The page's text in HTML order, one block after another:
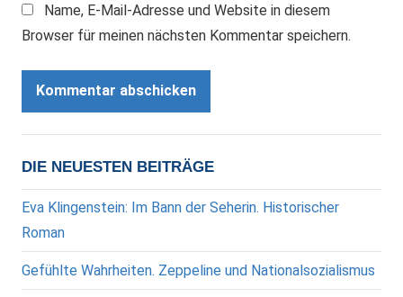
Name, E-Mail-Adresse und Website in diesem
Browser für meinen nächsten Kommentar speichern.
DIE NEUESTEN BEITRÄGE
Eva Klingenstein: Im Bann der Seherin. Historischer
Roman
Gefühlte Wahrheiten. Zeppeline und Nationalsozialismus